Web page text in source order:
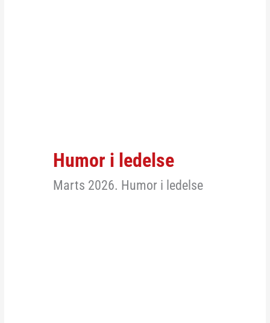
Humor i ledelse
Marts 2026. Humor i ledelse